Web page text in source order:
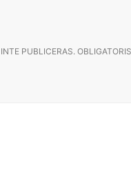
PUBLICERAS.